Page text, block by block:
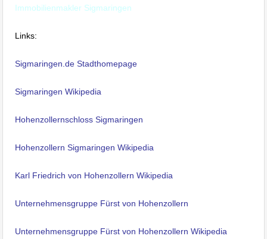
Immobilienmakler Sigmaringen
Links:
Sigmaringen.de Stadthomepage
Sigmaringen Wikipedia
Hohenzollernschloss Sigmaringen
Hohenzollern Sigmaringen Wikipedia
Karl Friedrich von Hohenzollern Wikipedia
Unternehmensgruppe Fürst von Hohenzollern
Unternehmensgruppe Fürst von Hohenzollern Wikipedia